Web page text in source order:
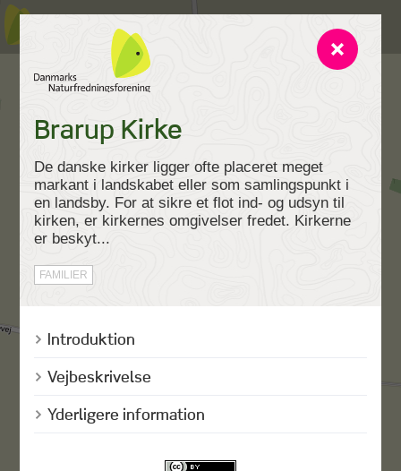
Brarup Kirke
De danske kirker ligger ofte placeret meget
markant i landskabet eller som samlingspunkt i
en landsby. For at sikre et flot ind- og udsyn til
kirken, er kirkernes omgivelser fredet. Kirkerne
er beskyt...
FAMILIER
Introduktion
Vejbeskrivelse
Yderligere information